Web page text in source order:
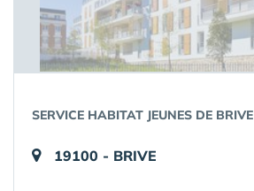
SERVICE HABITAT JEUNES DE BRIVE
19100 - BRIVE